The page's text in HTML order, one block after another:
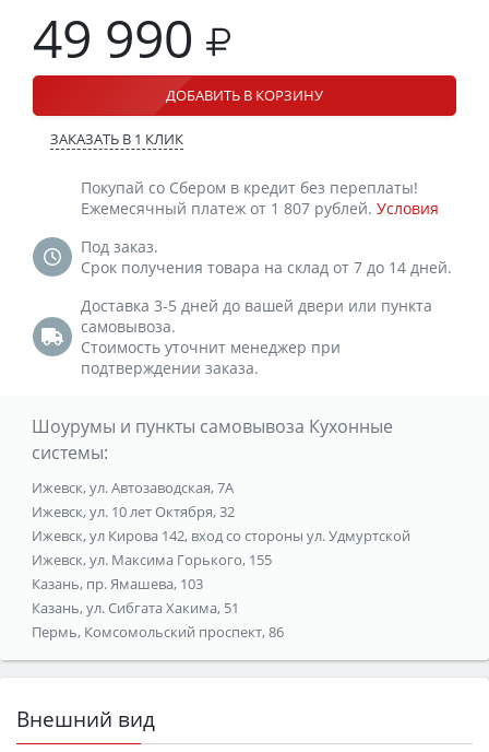
49 990
ДОБАВИТЬ В КОРЗИНУ
ЗАКАЗАТЬ В 1 КЛИК
Покупай со Сбером в кредит без переплаты!
Ежемесячный платеж от 1 807 рублей. Условия
Под заказ.
Срок получения товара на склад от 7 до 14 дней.
Доставка 3-5 дней до вашей двери или пункта
самовывоза.
Стоимость уточнит менеджер при
подтверждении заказа.
Шоурумы и пункты самовывоза Кухонные
системы:
Ижевск, ул. Автозаводская, 7А
Ижевск, ул. 10 лет Октября, 32
Ижевск, ул Кирова 142, вход со стороны ул. Удмуртской
Ижевск, ул. Максима Горького, 155
Казань, пр. Ямашева, 103
Казань, ул. Сибгата Хакима, 51
Пермь, Комсомольский проспект, 86
Внешний вид